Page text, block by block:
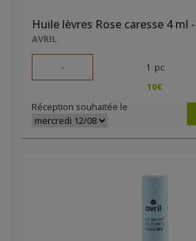
Huile lèvres Rose caresse 4 ml
AVRIL
- 1 pc
10€
Réception souhaitée le